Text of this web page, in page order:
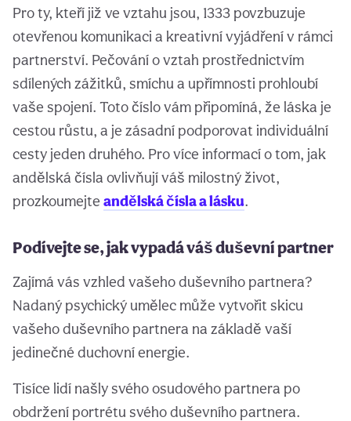
Pro ty, kteří již ve vztahu jsou, 1333 povzbuzuje
otevřenou komunikaci a kreativní vyjádření v rámci
partnerství. Pečování o vztah prostřednictvím
sdílených zážitků, smíchu a upřímnosti prohloubí
vaše spojení. Toto číslo vám připomíná, že láska je
cestou růstu, a je zásadní podporovat individuální
cesty jeden druhého. Pro více informací o tom, jak
andělská čísla ovlivňují váš milostný život,
prozkoumejte andělská čísla a lásku.
Podívejte se, jak vypadá váš duševní partner
Zajímá vás vzhled vašeho duševního partnera?
Nadaný psychický umělec může vytvořit skicu
vašeho duševního partnera na základě vaší
jedinečné duchovní energie.
Tisíce lidí našly svého osudového partnera po
obdržení portrétu svého duševního partnera.